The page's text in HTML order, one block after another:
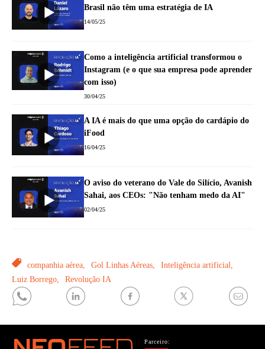
Brasil não têm uma estratégia de IA
14/05/25
Como a inteligência artificial transformou o
Instagram (e o que sua empresa pode aprender
com isso)
30/04/25
A IA é mais do que uma opção do cardápio do
iFood
16/04/25
O aviso do veterano do Vale do Silício, Avanish
Sahai, aos CEOs: "Não tenham medo da AI"
02/04/25
TAGScompanhia aérea, Gol Linhas Aéreas,
Inteligência artificial,
Luiz Borrego,
Revolução IA
Parceiro: